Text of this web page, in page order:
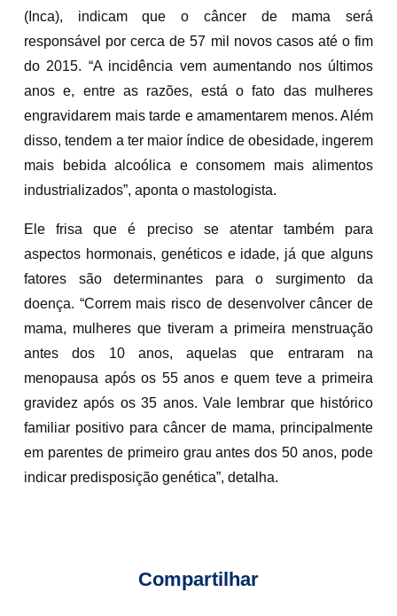
(Inca), indicam que o câncer de mama será
responsável por cerca de 57 mil novos casos até o fim
do 2015. “A incidência vem aumentando nos últimos
anos e, entre as razões, está o fato das mulheres
engravidarem mais tarde e amamentarem menos. Além
disso, tendem a ter maior índice de obesidade, ingerem
mais bebida alcoólica e consomem mais alimentos
industrializados”, aponta o mastologista.
Ele frisa que é preciso se atentar também para
aspectos hormonais, genéticos e idade, já que alguns
fatores são determinantes para o surgimento da
doença. “Correm mais risco de desenvolver câncer de
mama, mulheres que tiveram a primeira menstruação
antes dos 10 anos, aquelas que entraram na
menopausa após os 55 anos e quem teve a primeira
gravidez após os 35 anos. Vale lembrar que histórico
familiar positivo para câncer de mama, principalmente
em parentes de primeiro grau antes dos 50 anos, pode
indicar predisposição genética”, detalha.
Compartilhar